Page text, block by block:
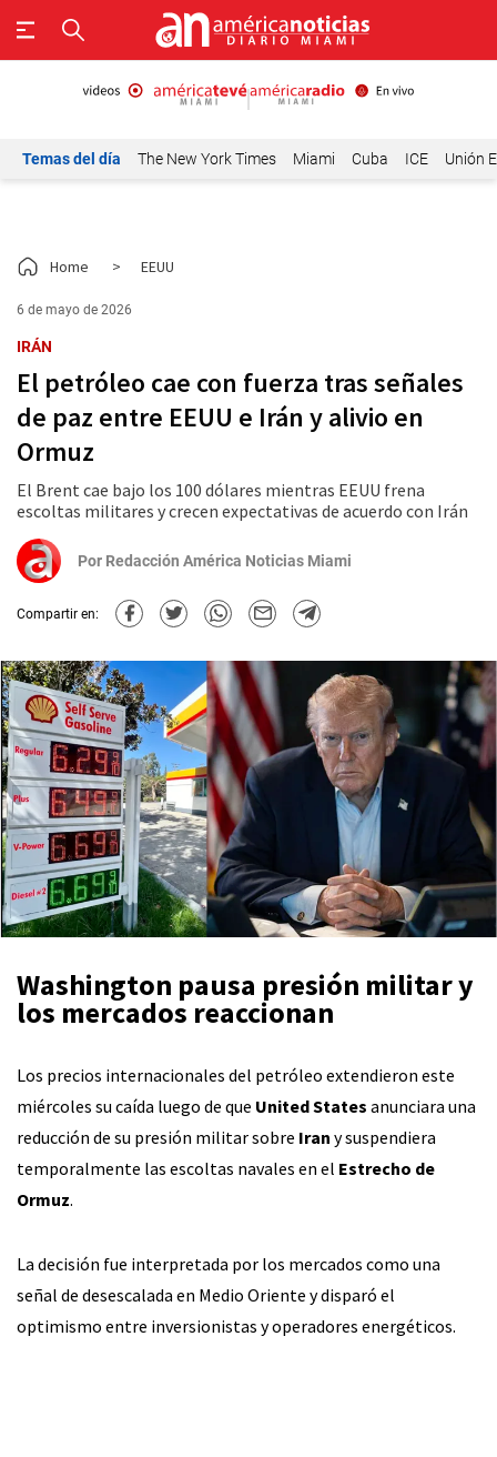
Temas del día The New York Times Miami Cuba ICE Unión
Home > EEUU
6 de mayo de 2026
IRÁN
El petróleo cae con fuerza tras señales
de paz entre EEUU e Irán y alivio en
Ormuz
El Brent cae bajo los 100 dólares mientras EEUU frena
escoltas militares y crecen expectativas de acuerdo con Irán
Por Redacción América Noticias Miami
Compartir en:
Washington pausa presión militar y
los mercados reaccionan
Los precios internacionales del petróleo extendieron este
miércoles su caída luego de que United States anunciara una
reducción de su presión militar sobre Iran y suspendiera
temporalmente las escoltas navales en el Estrecho de
Ormuz.
La decisión fue interpretada por los mercados como una
señal de desescalada en Medio Oriente y disparó el
optimismo entre inversionistas y operadores energéticos.